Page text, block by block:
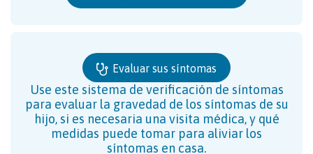
Evaluar sus síntomas
Use este sistema de verificación de síntomas
para evaluar la gravedad de los síntomas de su
hijo, si es necesaria una visita médica, y qué
medidas puede tomar para aliviar los
síntomas en casa.